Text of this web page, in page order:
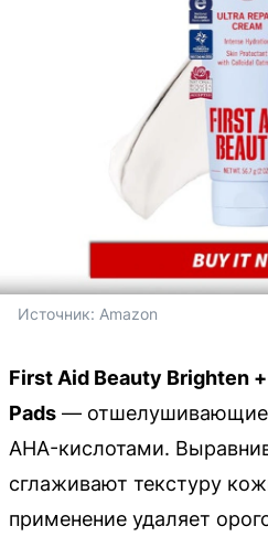
Источник: Amazon
First Aid Beauty Brighten
Pads — отшелушивающие
AHA-кислотами.
сглаживают текстуру
применение удаляет